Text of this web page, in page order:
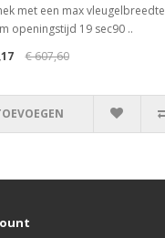
met een max vleugelbreedte
openingstijd 19 sec90 ..
€ 607,60